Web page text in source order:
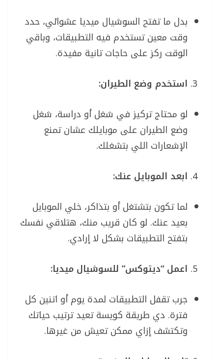
بدل ما تفتح السوشيال ميديا عشوائي، حدد
وقت معين تستخدم فيه التطبيقات، وباقي
الوقت ركز على حاجات تانية مفيدة.
استخدم وضع الطيران:
لو محتاج تركيز في شغل أو دراسة، شغل
وضع الطيران على موبايلك عشان تمنع
الإشعارات اللي بتشغلك.
ابعد الموبايل عنك:
لما تكون بتشتغل أو بتذاكر، خلي الموبايل
بعيد عنك. لو كان قريب منك، هتلاقي نفسك
بتفتح التطبيقات بشكل لا إرادي.
اعمل “ديتوكس” للسوشيال ميديا:
جرب تقفل التطبيقات لمدة يوم أو اتنين كل
فترة. دي طريقة كويسة تعيد ترتيب حياتك
وتكتشف إزاي ممكن تعيش من غيرها.